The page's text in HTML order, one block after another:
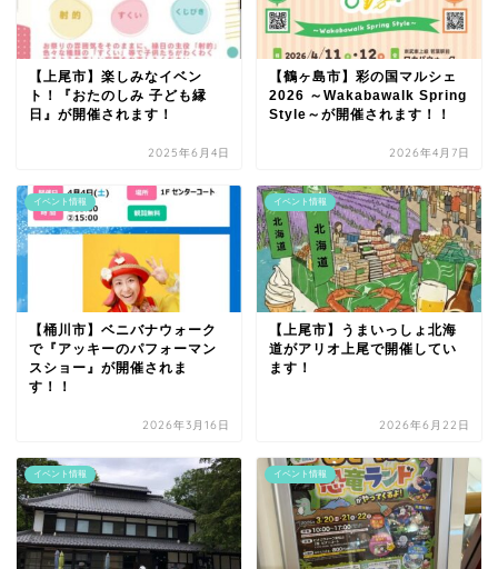
【上尾市】楽しみなイベン
ト！『おたのしみ 子ども縁
日』が開催されます！
2025年6月4日
【鶴ヶ島市】彩の国マルシェ
2026 ～Wakabawalk Spring
Style～が開催されます！！
2026年4月7日
イベント情報
【桶川市】ベニバナウォーク
で『アッキーのパフォーマン
スショー』が開催されま
す！！
2026年3月16日
イベント情報
【上尾市】うまいっしょ北海
道がアリオ上尾で開催してい
ます！
2026年6月22日
イベント情報 イベント情報